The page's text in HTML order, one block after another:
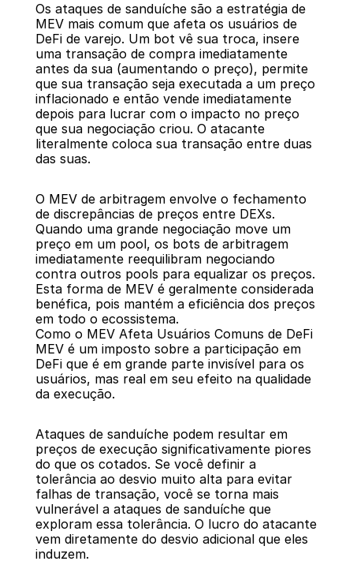
Os ataques de sanduíche são a estratégia de
MEV mais comum que afeta os usuários de
DeFi de varejo. Um bot vê sua troca, insere
uma transação de compra imediatamente
antes da sua (aumentando o preço), permite
que sua transação seja executada a um preço
inflacionado e então vende imediatamente
depois para lucrar com o impacto no preço
que sua negociação criou. O atacante
literalmente coloca sua transação entre duas
das suas.
O MEV de arbitragem envolve o fechamento
de discrepâncias de preços entre DEXs.
Quando uma grande negociação move um
preço em um pool, os bots de arbitragem
imediatamente reequilibram negociando
contra outros pools para equalizar os preços.
Esta forma de MEV é geralmente considerada
benéfica, pois mantém a eficiência dos preços
em todo o ecossistema.
Como o MEV Afeta Usuários Comuns de DeFi
MEV é um imposto sobre a participação em
DeFi que é em grande parte invisível para os
usuários, mas real em seu efeito na qualidade
da execução.
Ataques de sanduíche podem resultar em
preços de execução significativamente piores
do que os cotados. Se você definir a
tolerância ao desvio muito alta para evitar
falhas de transação, você se torna mais
vulnerável a ataques de sanduíche que
exploram essa tolerância. O lucro do atacante
vem diretamente do desvio adicional que eles
induzem.